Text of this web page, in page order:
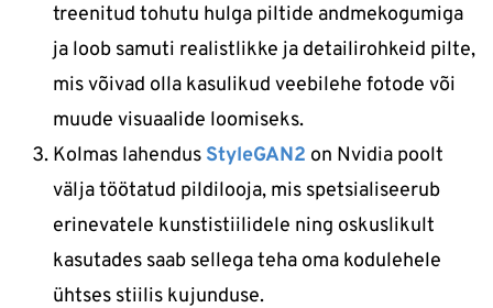
treenitud tohutu hulga piltide andmekogumiga
ja loob samuti realistlikke ja detailirohkeid pilte,
mis võivad olla kasulikud veebilehe fotode või
muude visuaalide loomiseks.
Kolmas lahendus StyleGAN2 on Nvidia poolt
välja töötatud pildilooja, mis spetsialiseerub
erinevatele kunstistiilidele ning oskuslikult
kasutades saab sellega teha oma kodulehele
ühtses stiilis kujunduse.